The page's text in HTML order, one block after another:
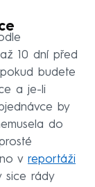
10 dní před
budete
a je-li
by
do
v reportáži
sice rády